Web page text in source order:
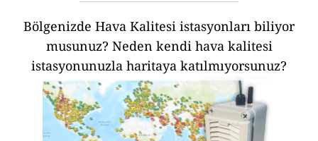
Bölgenizde Hava Kalitesi istasyonları biliyor
musunuz? Neden kendi hava kalitesi
istasyonunuzla haritaya katılmıyorsunuz?